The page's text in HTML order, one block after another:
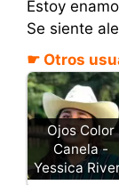
Estoy
Se siente
☛ Otros
Ojos Color
Canela -
Yessica